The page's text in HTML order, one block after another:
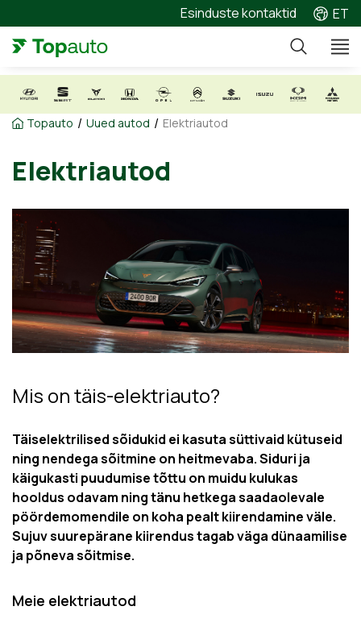
Esinduste kontaktid ET
Topauto / Uued autod / Elektriautod
Elektriautod
Mis on täis-elektriauto?
Täiselektrilised sõidukid ei kasuta süttivaid kütuseid
ning nendega sõitmine on heitmevaba. Siduri ja
käigukasti puudumise tõttu on muidu kulukas
hooldus odavam ning tänu hetkega saadaolevale
pöördemomendile on koha pealt kiirendamine väle.
Sujuv suurepärane kiirendus tagab väga dünaamilise
ja põneva sõitmise.
Meie elektriautod